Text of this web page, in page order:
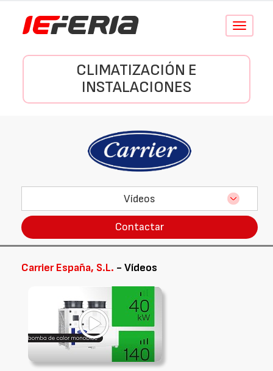
Conmutar
CLIMATIZACIÓN E
INSTALACIONES
Vídeos
Contactar
Carrier España, S.L. - Vídeos